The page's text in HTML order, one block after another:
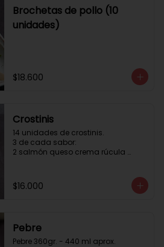
Brochetas de pollo (10
unidades)
$18.600
Crostinis
14 unidades de crostinis.
3 de cada sabor:
2 salmón queso crema rúcula
caramelizada y miel.
3 camaron queso crema rúcula.
$16.000
Pebre
Pebre 360gr. - 440 ml aprox.